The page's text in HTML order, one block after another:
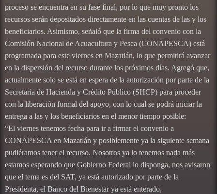
proceso se encuentra en su fase final, por lo que muy pronto los
recursos serán depositados directamente en las cuentas de las y los
beneficiarios. Asimismo, señaló que la firma del convenio con la
Comisión Nacional de Acuacultura y Pesca (CONAPESCA) está
programada para este viernes en Mazatlán, lo que permitirá avanzar
en la dispersión del recurso durante los próximos días. Agregó que,
actualmente solo se está en espera de la autorización por parte de la
Secretaría de Hacienda y Crédito Público (SHCP) para proceder
con la liberación formal del apoyo, con lo cual se podrá iniciar la
entrega a las y los beneficiarios en el menor tiempo posible:
“El viernes tenemos fecha para ir a firmar el convenio a
CONAPESCA en Mazatlán y posiblemente ya la siguiente semana
pudiéramos tener el recurso. Nosotros ya lo tenemos nada más
estamos esperando que Gobierno Federal lo disponga, nos avisaron
que el tema es del SAT, ya está autorizado por parte de la
Presidenta, el Banco del Bienestar ya está enterado,